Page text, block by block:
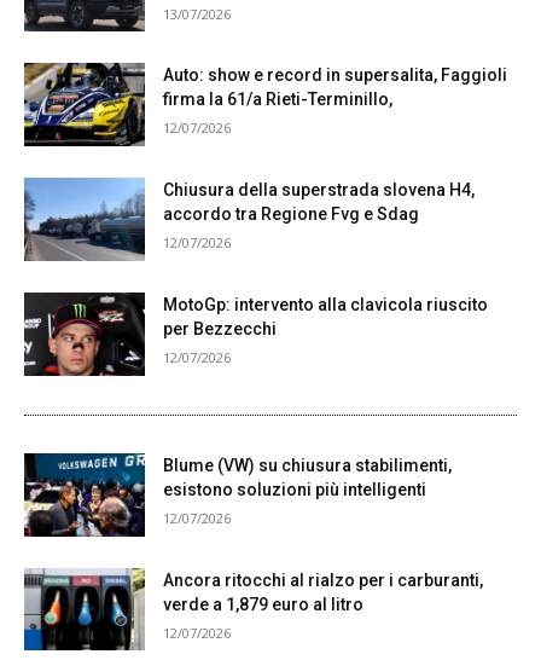
13/07/2026
Auto: show e record in supersalita, Faggioli
firma la 61/a Rieti-Terminillo,
12/07/2026
Chiusura della superstrada slovena H4,
accordo tra Regione Fvg e Sdag
12/07/2026
MotoGp: intervento alla clavicola riuscito
per Bezzecchi
12/07/2026
Blume (VW) su chiusura stabilimenti,
esistono soluzioni più intelligenti
12/07/2026
Ancora ritocchi al rialzo per i carburanti,
verde a 1,879 euro al litro
12/07/2026